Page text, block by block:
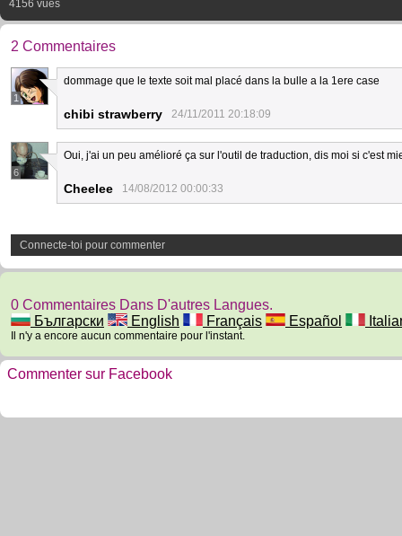
4156 vues
2 Commentaires
1
dommage que le texte soit mal placé dans la bulle a la 1ere case
chibi strawberry 24/11/2011 20:18:09
6
Oui, j'ai un peu amélioré ça sur l'outil de traduction, dis moi si c'est
Cheelee 14/08/2012 00:00:33
Connecte-toi pour commenter
0 Commentaires Dans D'autres Langues.
Български
English Français Español
Il n'y a encore aucun commentaire pour l'instant.
Commenter sur Facebook